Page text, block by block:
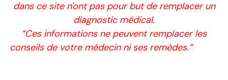
dans ce site n'ont pas pour but de remplacer un
diagnostic médical.
“Ces informations ne peuvent remplacer les
conseils de votre médecin ni ses remèdes.”***